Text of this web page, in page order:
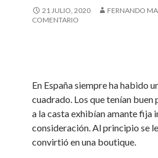
21 JULIO, 2020 FERNANDO
COMENTARIO
En España siempre ha habido
cuadrado. Los que tenían
a la casta exhibían amante
consideración. Al principio se
convirtió en una boutique.